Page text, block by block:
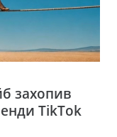
захопив
TikTok